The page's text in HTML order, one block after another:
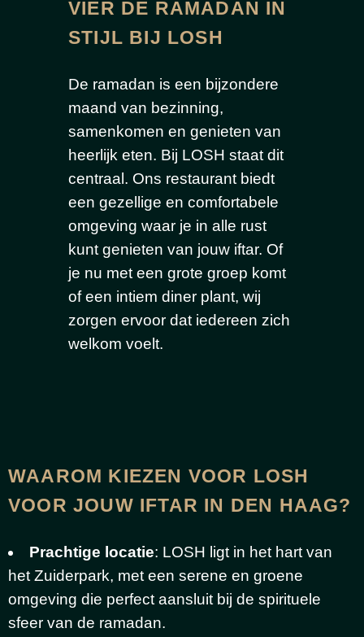
VIER DE RAMADAN IN
STIJL BIJ LOSH
De ramadan is een bijzondere
maand van bezinning,
samenkomen en genieten van
heerlijk eten. Bij LOSH staat dit
centraal. Ons restaurant biedt
een gezellige en comfortabele
omgeving waar je in alle rust
kunt genieten van jouw iftar. Of
je nu met een grote groep komt
of een intiem diner plant, wij
zorgen ervoor dat iedereen zich
welkom voelt.
WAAROM KIEZEN VOOR LOSH
VOOR JOUW IFTAR IN DEN HAAG?
Prachtige locatie: LOSH ligt in het hart van
het Zuiderpark, met een serene en groene
omgeving die perfect aansluit bij de spirituele
sfeer van de ramadan.